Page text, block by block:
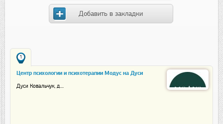
Добавить в закладки
1
Центр психологии и психотерапии Модус на Дуси
Дуси Ковальчук, д....